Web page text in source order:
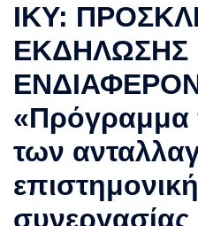
ΙΚΥ:
ΕΚΔΗΛΩΣΗΣ
των